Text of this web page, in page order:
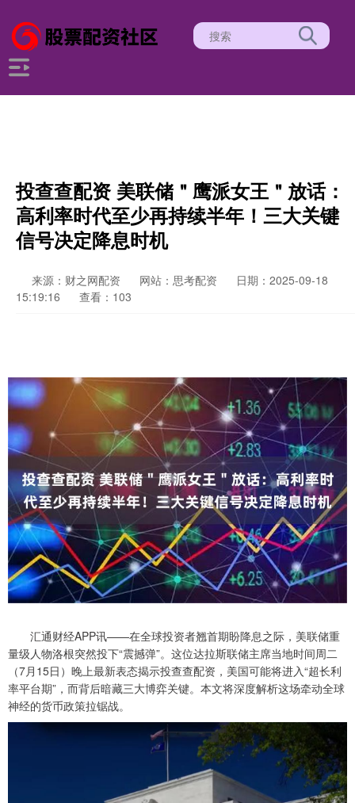
投查查配资 美联储＂鹰派女王＂放话：
高利率时代至少再持续半年！三大关键
信号决定降息时机
来源：财之网配资 网站：思考配资
日期：2025-09-18
15:19:16
查看：103
汇通财经APP讯——在全球投资者翘首期盼降息之际，美联储重
量级人物洛根突然投下“震撼弹”。这位达拉斯联储主席当地时间周二
（7月15日）晚上最新表态揭示投查查配资，美国可能将进入“超长利
率平台期”，而背后暗藏三大博弈关键。本文将深度解析这场牵动全球
神经的货币政策拉锯战。